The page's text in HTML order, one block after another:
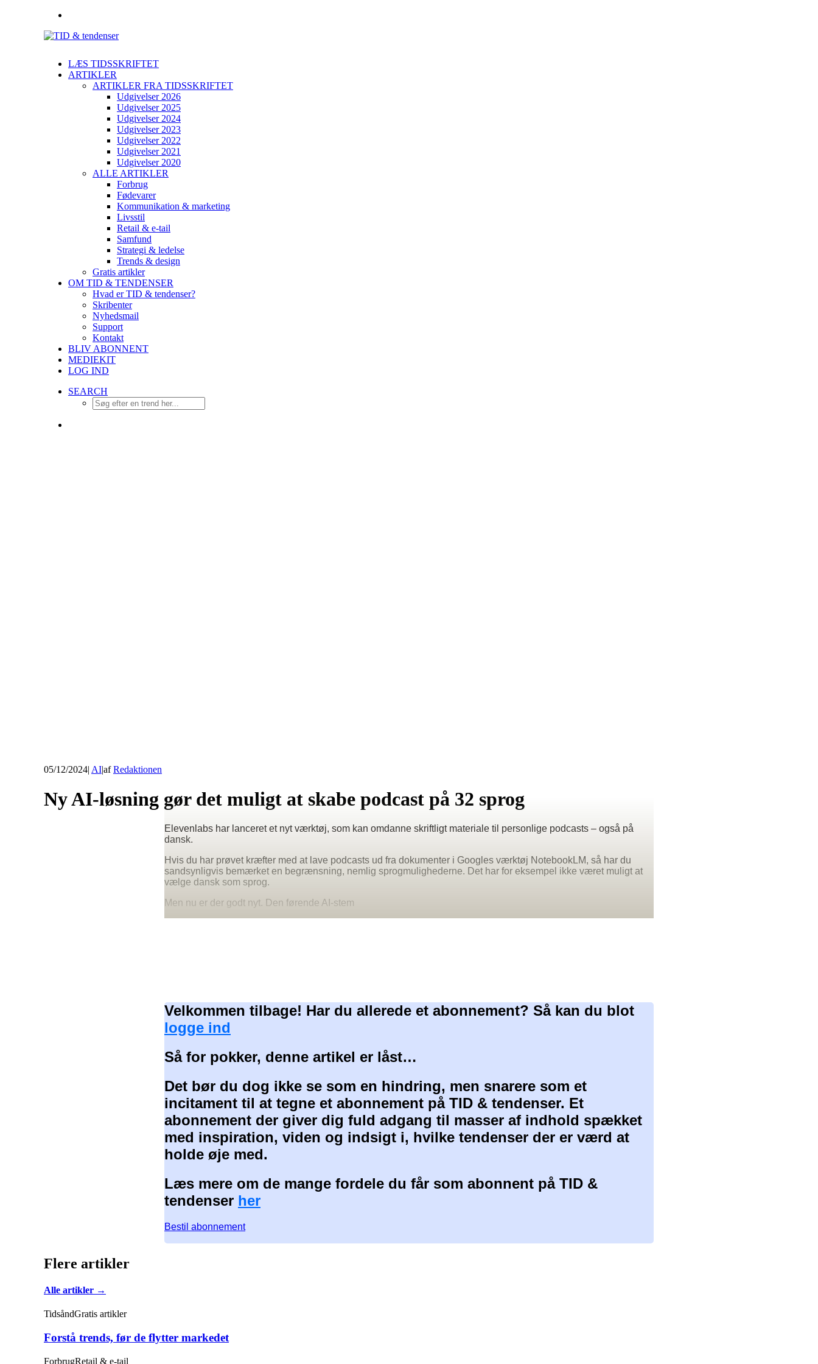
LÆS TIDSSKRIFTET
ARTIKLER
ARTIKLER FRA TIDSSKRIFTET
Udgivelser 2026
Udgivelser 2025
Udgivelser 2024
Udgivelser 2023
Udgivelser 2022
Udgivelser 2021
Udgivelser 2020
ALLE ARTIKLER
Forbrug
Fødevarer
Kommunikation & marketing
Livsstil
Retail & e-tail
Samfund
Strategi & ledelse
Trends & design
Gratis artikler
OM TID & TENDENSER
Hvad er TID & tendenser?
Skribenter
Nyhedsmail
Support
Kontakt
BLIV ABONNENT
MEDIEKIT
LOG IND
SEARCH
05/12/2024| AI|afRedaktionen
Ny AI-løsning gør det muligt at skabe podcast på 32 sprog
Elevenlabs har lanceret et nyt værktøj, som kan omdanne skriftligt materiale til personlige podcasts – også på
dansk.
Hvis du har prøvet kræfter med at lave podcasts ud fra dokumenter i Googles værktøj NotebookLM, så har du
sandsynligvis bemærket en begrænsning, nemlig sprogmulighederne. Det har for eksempel ikke været muligt at
vælge dansk som sprog.
Men nu er der godt nyt. Den førende AI-stem
Velkommen tilbage! Har du allerede et abonnement? Så kan du blot
logge ind
Så for pokker, denne artikel er låst…
Det bør du dog ikke se som en hindring, men snarere som et
incitament til at tegne et abonnement på TID & tendenser. Et
abonnement der giver dig fuld adgang til masser af indhold spækket
med inspiration, viden og indsigt i, hvilke tendenser der er værd at
holde øje med.
Læs mere om de mange fordele du får som abonnent på TID &
tendenser her
Bestil abonnement
Flere artikler
Alle artikler →
TidsåndGratis artikler
Forstå trends, før de flytter markedet
ForbrugRetail & e-tail